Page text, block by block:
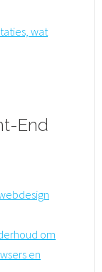
wat
End
om
en